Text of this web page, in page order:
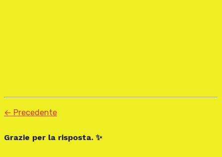
← Precedente
Grazie per la risposta. ✨